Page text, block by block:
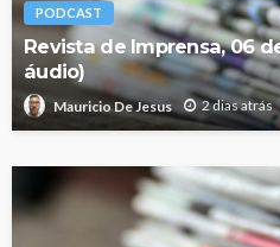
PODCAST
Revista de Imprensa, 06
áudio)
Mauricio De Jesus 2 dias atrás